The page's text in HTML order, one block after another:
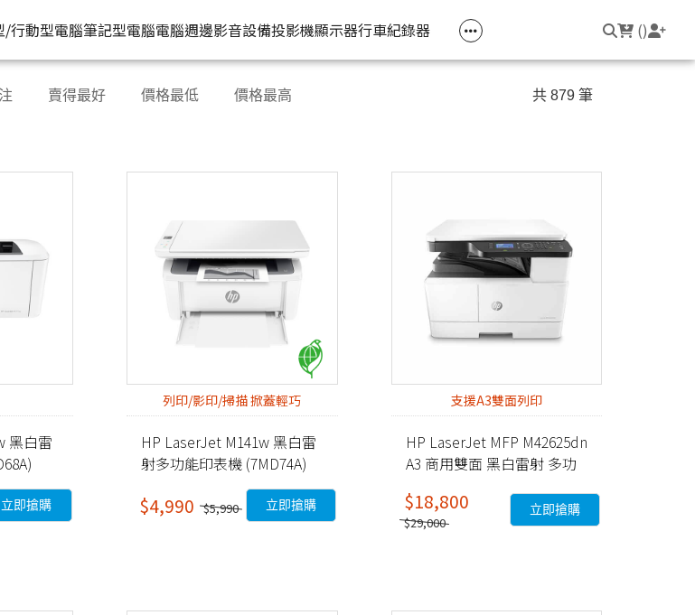
推薦好友回饋
工程用
按功能
多功能事務機
單功能掃描器
其他附加功能
/行動型電腦
桌上型工作站電腦
Z2
Z6
商務電腦
Elite系列
筆記型電腦
星鑽系列
系列
商用筆電
Elitebook 系列
ZBook 系列
OMEN
電腦包
變壓器
筆電支架
電腦週邊
儲存裝置
影音設備
耳機
無線耳機
投影機
簡報筆
顯示器行車紀錄器 ()
賣得最好 價格最低 價格最高 共 879 筆
黑白雷
立即搶購
列印/影印/掃描 掀蓋輕巧
HP LaserJet M141w 黑白雷
射多功能印表機 (7MD74A)
$4,990 $5,990 立即搶購
支援A3雙面列印
HP LaserJet MFP M42625dn
A3 商用雙面 黑白雷射 多功
$18,800
$29,000
立即搶購